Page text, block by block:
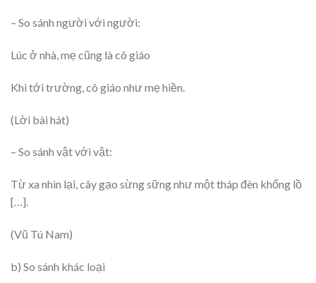
– So sánh người với người:
Lúc ở nhà, mẹ cũng là cô giáo
Khi tới trường, cô giáo như mẹ hiền.
(Lời bài hát)
– So sánh vật với vật:
Từ xa nhìn lại, cây gạo sừng sững như một tháp đèn khổng lồ
[…].
(Vũ Tú Nam)
b) So sánh khác loại